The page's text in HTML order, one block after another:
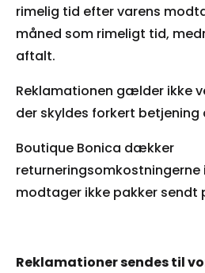
rimelig tid efter varens
måned som rimeligt tid,
aftalt.
Reklamationen gælder ikke
der skyldes forkert
Boutique Bonica dækker
returneringsomkostningerne
modtager ikke pakker sendt
Reklamationer sendes til